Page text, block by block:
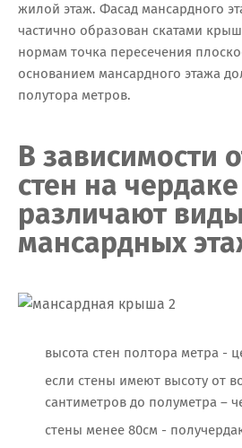
жилой этаж. Фасад мансардного
частично образован скатами
нормам точка пересечения
основанием мансардного этажа
полутора метров.
В зависимости
стен на чердаке
различают
мансардных
высота стен полтора метра -
если стены имеют высоту от
сантиметров до полуметра –
стены менее 80см -